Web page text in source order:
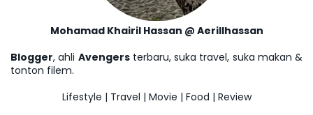
Mohamad Khairil Hassan @ Aerillhassan
Blogger, ahli Avengersterbaru, suka travel, suka makan &
tonton filem.
Lifestyle | Travel | Movie | Food | Review